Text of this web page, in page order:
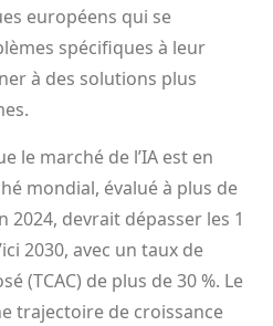
européens qui se
spécifiques à leur
à des solutions plus
le marché de l’IA est en
mondial, évalué à plus de
2024, devrait dépasser les 1
2030, avec un taux de
(TCAC) de plus de 30 %. Le
trajectoire de croissance